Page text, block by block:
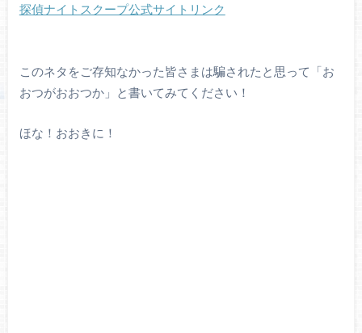
探偵ナイトスクープ公式サイトリンク
このネタをご存知なかった皆さまは騙されたと思って「お
おつがおおつか」と書いてみてください！
ほな！おおきに！